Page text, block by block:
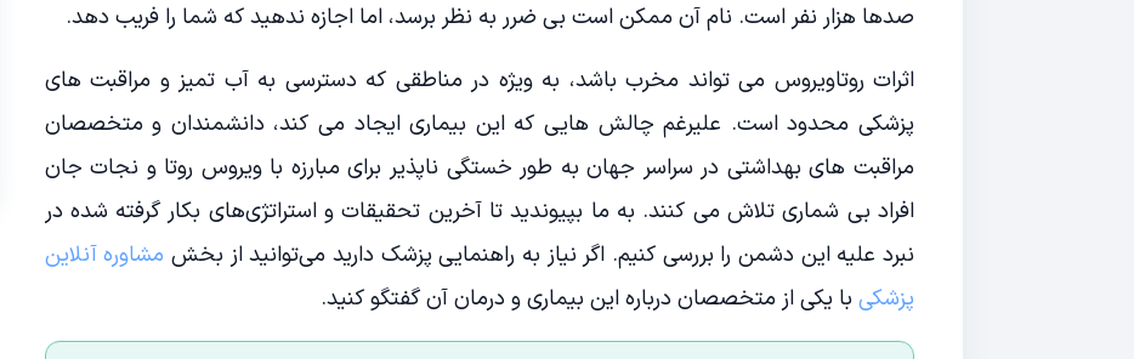
صدها هزار نفر است. نام آن ممکن است بی ضرر به نظر برسد، اما اجازه ندهید که شما را فریب دهد.
اثرات روتاویروس می تواند مخرب باشد، به ویژه در مناطقی که دسترسی به آب تمیز و مراقبت های
پزشکی محدود است. علیرغم چالش هایی که این بیماری ایجاد می کند، دانشمندان و متخصصان
مراقبت های بهداشتی در سراسر جهان به طور خستگی ناپذیر برای مبارزه با ویروس روتا و نجات جان
افراد بی شماری تلاش می کنند. به ما بپیوندید تا آخرین تحقیقات و استراتژی‌های بکار گرفته شده در
نبرد علیه این دشمن را بررسی کنیم. اگر نیاز به راهنمایی پزشک دارید می‌توانید از بخش مشاوره آنلاین
پزشکی با یکی از متخصصان درباره این بیماری و درمان آن گفتگو کنید.